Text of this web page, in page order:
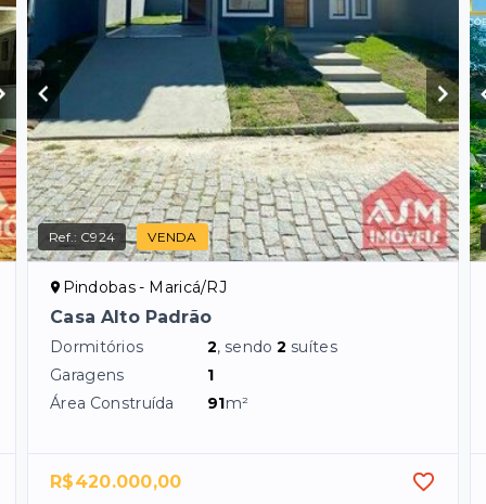
Ref.: C924 VENDA
Pindobas - Maricá/RJ
Casa Alto Padrão
Dormitórios 2, sendo2 suítes
Garagens
1
Área Construída
91m²
R$420.000,00